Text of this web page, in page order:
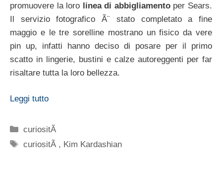
promuovere la loro linea di abbigliamentoper Sears.
Il servizio fotografico Ã¨ stato completato a fine
maggio e le tre sorelline mostrano un fisico da vere
pin up, infatti hanno deciso di posare per il primo
scatto in lingerie, bustini e calze autoreggenti per far
risaltare tutta la loro bellezza.
Leggi tutto
Categorie
curiositÃ
Tag
curiositÃ , Kim Kardashian